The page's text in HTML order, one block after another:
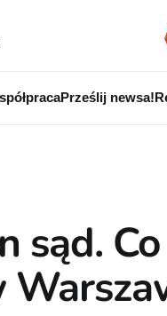
Prześlij newsa!
sąd. Co